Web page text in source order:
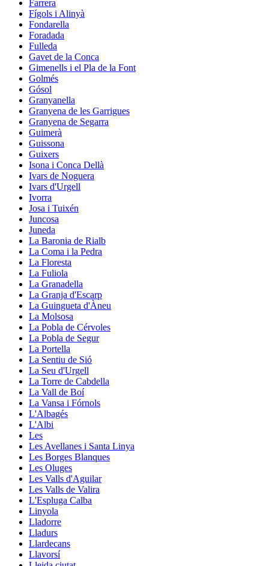
Farrera
Fígols i Alinyà
Fondarella
Foradada
Fulleda
Gavet de la Conca
Gimenells i el Pla de la Font
Golmés
Gósol
Granyanella
Granyena de les Garrigues
Granyena de Segarra
Guimerà
Guissona
Guixers
Isona i Conca Dellà
Ivars de Noguera
Ivars d'Urgell
Ivorra
Josa i Tuixén
Juncosa
Juneda
La Baronia de Rialb
La Coma i la Pedra
La Floresta
La Fuliola
La Granadella
La Granja d'Escarp
La Guingueta d'Àneu
La Molsosa
La Pobla de Cérvoles
La Pobla de Segur
La Portella
La Sentiu de Sió
La Seu d'Urgell
La Torre de Cabdella
La Vall de Boí
La Vansa i Fórnols
L'Albagés
L'Albi
Les
Les Avellanes i Santa Linya
Les Borges Blanques
Les Oluges
Les Valls d'Aguilar
Les Valls de Valira
L'Espluga Calba
Linyola
Lladorre
Lladurs
Llardecans
Llavorsí